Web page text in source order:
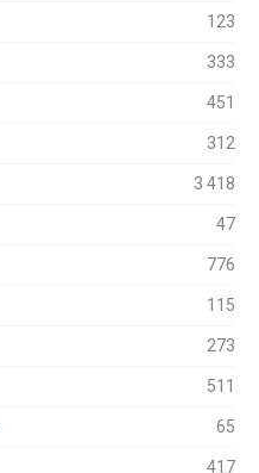
123
333
451
312
3 418
47
776
115
273
511
65
417